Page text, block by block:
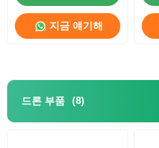
지금 얘기해
드론 부품 (8)